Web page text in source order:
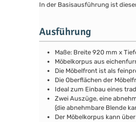
In der Basisausführung ist
Ausführung
Maße: Breite 920 mm x
Möbelkorpus aus
Die Möbelfront ist als
Die Oberflächen der
Ideal zum Einbau eines
Zwei Auszüge, eine
(die abnehmbare Blende
Der Möbelkorpus kann